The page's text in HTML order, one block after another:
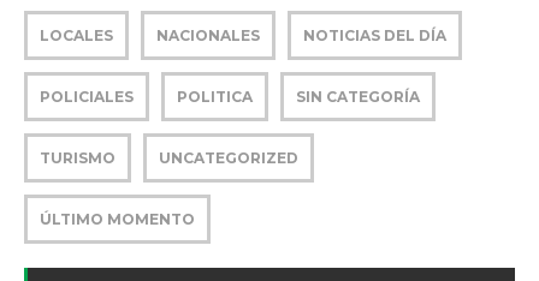
LOCALES NACIONALES NOTICIAS DEL DÍA
POLICIALES POLITICA SIN CATEGORÍA
TURISMO UNCATEGORIZED
ÚLTIMO MOMENTO